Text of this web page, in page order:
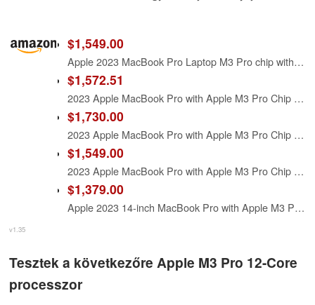
$1,549.00
Apple 2023 MacBook Pro Laptop M3 Pro chip with 12‑core CPU, 18‑core GPU: 16.2-inch Liquid Retina XDR Display, 18GB Unified Memory, 512GB SSD Storage. Works with iPhone/iPad; Space Black
$1,572.51
2023 Apple MacBook Pro with Apple M3 Pro Chip with 12‑core CPU and 18‑core GPU (16-inch, 18GB RAM, 512GB SSD Storage) (QWERTY English) Space Black (Renewed Premium)
$1,730.00
2023 Apple MacBook Pro with Apple M3 Pro Chip 12-Core CPU/18-Core GPU (16-inch, 18GB RAM, 512GB SSD Storage) (QWERTY English) Silver (Renewed Premium)
$1,549.00
2023 Apple MacBook Pro with Apple M3 Pro Chip (16-Inch, 18GB RAM, 512GB SSD Storage) (QWERTY English) Silver (Renewed)
$1,379.00
Apple 2023 14-inch MacBook Pro with Apple M3 Pro chip, 18GB RAM, 512GB SSD Storage, Space Black (Renewed)
v1.35
Tesztek a következőre Apple M3 Pro 12-Core
processzor